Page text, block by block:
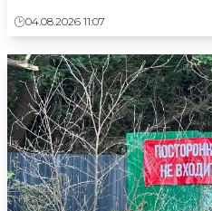
04.08.2026 11:07